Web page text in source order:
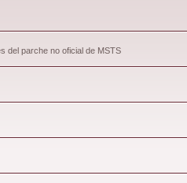
del parche no oficial de MSTS